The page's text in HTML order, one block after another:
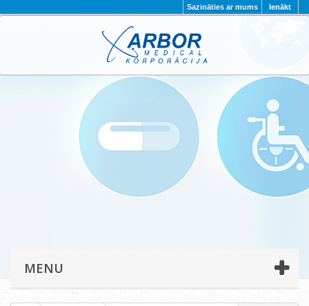
Ienākt
Sazināties ar mums
PAR MUMS PROJEKTI
KONTAKTI
PRIVĀTUMA POLITIKA
MENU